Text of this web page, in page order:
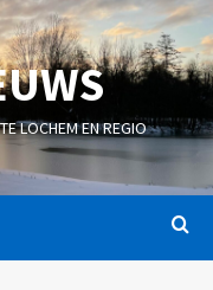
LOCHEM EN REGIO